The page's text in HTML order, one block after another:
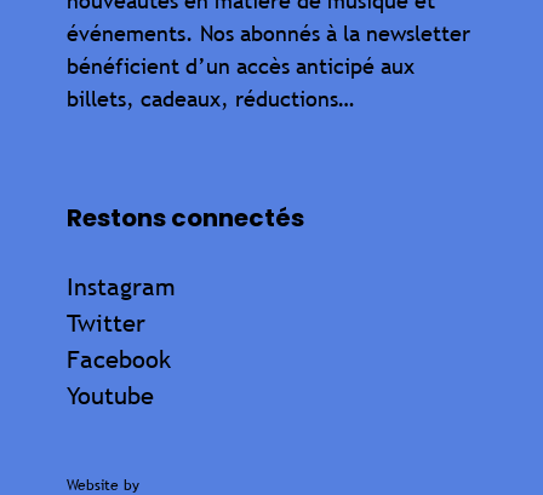
événements. Nos abonnés à la newsletter
bénéficient d’un accès anticipé aux
billets, cadeaux, réductions…
Restons connectés
Instagram
Twitter
Facebook
Youtube
Website by